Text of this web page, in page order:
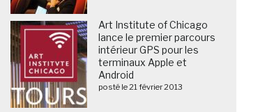
Art Institute of Chicago
lance le premier parcours
intérieur GPS pour les
terminaux Apple et
Android
posté le 21 février 2013